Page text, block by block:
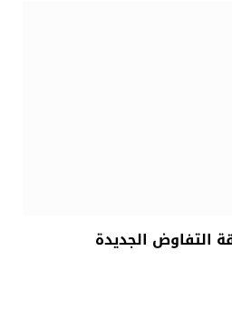
التفاوض الجديدة